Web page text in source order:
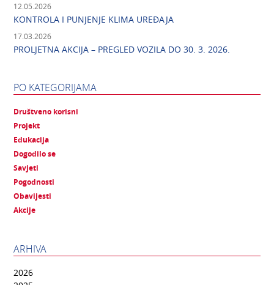
12.05.2026
KONTROLA I PUNJENJE KLIMA UREĐAJA
17.03.2026
PROLJETNA AKCIJA – PREGLED VOZILA DO 30. 3. 2026.
PO KATEGORIJAMA
Društveno korisni
Projekt
Edukacija
Dogodilo se
Savjeti
Pogodnosti
Obavijesti
Akcije
ARHIVA
2026